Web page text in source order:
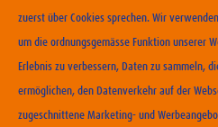
Crunchy-Cream-Füllung.
zuerst über Cookies sprechen. Wir
um die ordnungsgemässe Funktion unserer
Erlebnis zu verbessern, Daten zu sammeln,
ermöglichen, den Datenverkehr auf der
zugeschnittene Marketing- und